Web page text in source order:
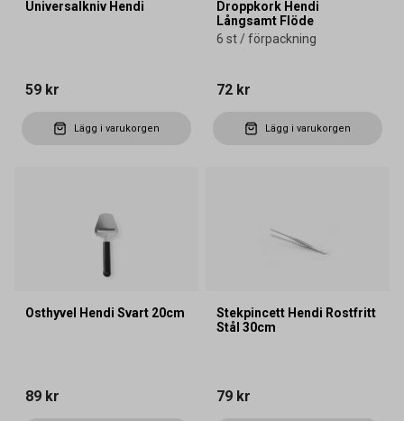
Universalkniv Hendi
59 kr
Lägg i varukorgen
Droppkork Hendi
Långsamt Flöde
6 st / förpackning
72 kr
Lägg i varukorgen
Osthyvel Hendi Svart 20cm
89 kr
Stekpincett Hendi Rostfritt
Stål 30cm
79 kr